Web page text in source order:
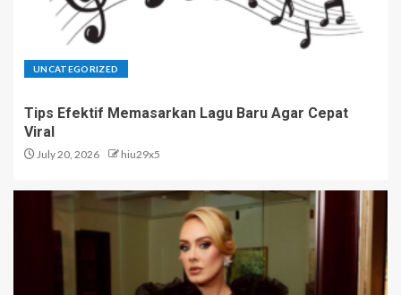
UNCATEGORIZED
Tips Efektif Memasarkan Lagu Baru Agar Cepat
Viral
July 20, 2026 hiu29x5